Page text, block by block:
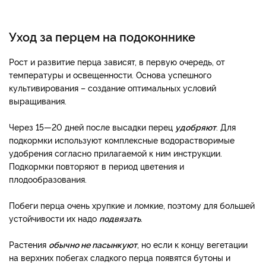
Уход за перцем на подоконнике
Рост и развитие перца зависят, в первую очередь, от
температуры и освещенности. Основа успешного
культивирования – создание оптимальных условий
выращивания.
Через 15—20 дней после высадки перец удобряют. Для
подкормки используют комплексные водорастворимые
удобрения согласно прилагаемой к ним инструкции.
Подкормки повторяют в период цветения и
плодообразования.
Побеги перца очень хрупкие и ломкие, поэтому для большей
устойчивости их надо подвязать.
Растения обычно не пасынкуют, но если к концу вегетации
на верхних побегах сладкого перца появятся бутоны и